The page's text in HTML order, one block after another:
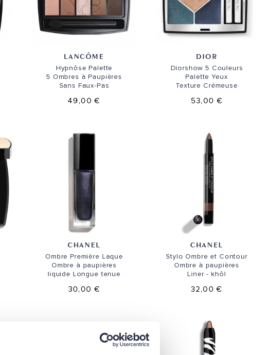
LANCÔME
Hypnôse Palette
5 Ombres à Paupières
Sans Faux-Pas
49,00 €
DIOR
Diorshow 5 Couleurs
Palette Yeux
Texture Crémeuse
53,00 €
CHANEL
Ombre Première Laque
Ombre à paupières
liquide Longue tenue
30,00 €
CHANEL
Stylo Ombre et Contour
Ombre à paupières
Liner - khôl
32,00 €